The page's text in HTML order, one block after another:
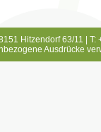
Hitzendorf 63/11 |
Ausdrücke